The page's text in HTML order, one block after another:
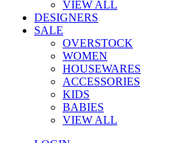
VIEW ALL
DESIGNERS
SALE
OVERSTOCK
WOMEN
HOUSEWARES
ACCESSORIES
KIDS
BABIES
VIEW ALL